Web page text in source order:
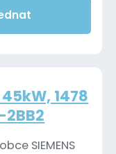
1478
2BB2
SIEMENS